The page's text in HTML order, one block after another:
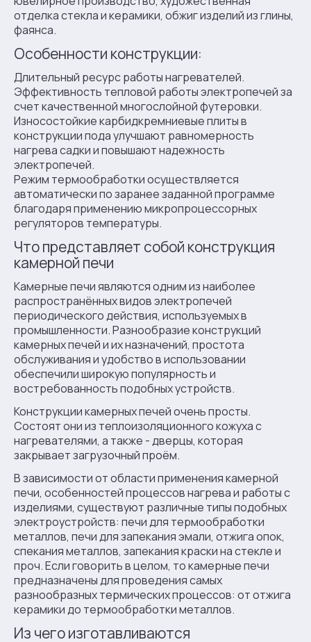
отделка стекла и керамики, обжиг изделий из глины,
фаянса.
Особенности конструкции:
Длительный ресурс работы нагревателей.
Эффективность тепловой работы электропечей за
счет качественной многослойной футеровки.
Износостойкие карбидкремниевые плиты в
конструкции пода улучшают равномерность
нагрева садки и повышают надежность
электропечей.
Режим термообработки осуществляется
автоматически по заранее заданной программе
благодаря применению микропроцессорных
регуляторов температуры.
Что представляет собой конструкция
камерной печи
Камерные печи являются одним из наиболее
распространённых видов электропечей
периодического действия, используемых в
промышленности. Разнообразие конструкций
камерных печей и их назначений, простота
обслуживания и удобство в использовании
обеспечили широкую популярность и
востребованность подобных устройств.
Конструкции камерных печей очень просты.
Состоят они из теплоизоляционного кожуха с
нагревателями, а также - дверцы, которая
закрывает загрузочный проём.
В зависимости от области применения камерной
печи, особенностей процессов нагрева и работы с
изделиями, существуют различные типы подобных
электроустройств: печи для термообработки
металлов, печи для запекания эмали, отжига опок,
спекания металлов, запекания краски на стекле и
проч. Если говорить в целом, то камерные печи
предназначены для проведения самых
разнообразных термических процессов: от отжига
керамики до термообработки металлов.
Из чего изготавливаются